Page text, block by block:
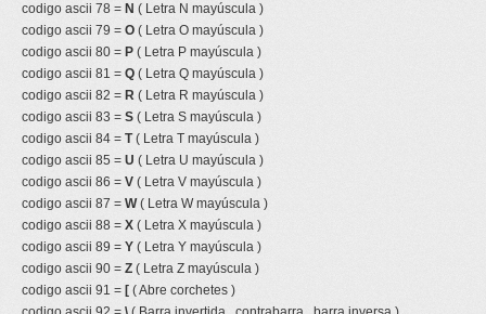
codigo ascii 78 = N ( Letra N mayúscula )
codigo ascii 79 = O ( Letra O mayúscula )
codigo ascii 80 = P ( Letra P mayúscula )
codigo ascii 81 = Q ( Letra Q mayúscula )
codigo ascii 82 = R ( Letra R mayúscula )
codigo ascii 83 = S ( Letra S mayúscula )
codigo ascii 84 = T( Letra T mayúscula )
codigo ascii 85 = U ( Letra U mayúscula )
codigo ascii 86 = V ( Letra V mayúscula )
codigo ascii 87 = W( Letra W mayúscula )
codigo ascii 88 = X ( Letra X mayúscula )
codigo ascii 89 = Y ( Letra Y mayúscula )
codigo ascii 90 = Z ( Letra Z mayúscula )
codigo ascii 91 = [ ( Abre corchetes )